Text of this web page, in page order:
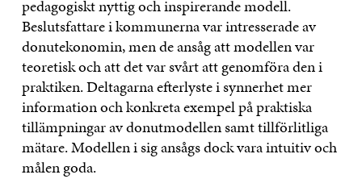
pedagogiskt nyttig och inspirerande modell.
Beslutsfattare i kommunerna var intresserade av
donutekonomin, men de ansåg att modellen var
teoretisk och att det var svårt att genomföra den i
praktiken. Deltagarna efterlyste i synnerhet mer
information och konkreta exempel på praktiska
tillämpningar av donutmodellen samt tillförlitliga
mätare. Modellen i sig ansågs dock vara intuitiv och
målen goda.